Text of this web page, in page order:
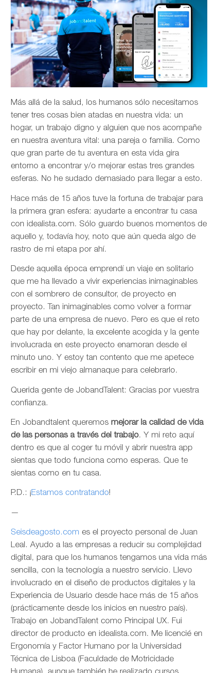
Más allá de la salud, los humanos sólo necesitamos
tener tres cosas bien atadas en nuestra vida: un
hogar, un trabajo digno y alguien que nos acompañe
en nuestra aventura vital: una pareja o familia. Como
que gran parte de tu aventura en esta vida gira
entorno a encontrar y/o mejorar estas tres grandes
esferas. No he sudado demasiado para llegar a esto.
Hace más de 15 años tuve la fortuna de trabajar para
la primera gran esfera: ayudarte a encontrar tu casa
con idealista.com. Sólo guardo buenos momentos de
aquello y, todavía hoy, noto que aún queda algo de
rastro de mi etapa por ahí.
Desde aquella época emprendí un viaje en solitario
que me ha llevado a vivir experiencias inimaginables
con el sombrero de consultor, de proyecto en
proyecto. Tan inimaginables como volver a formar
parte de una empresa de nuevo. Pero es que el reto
que hay por delante, la excelente acogida y la gente
involucrada en este proyecto enamoran desde el
minuto uno. Y estoy tan contento que me apetece
escribir en mi viejo almanaque para celebrarlo.
Querida gente de JobandTalent: Gracias por vuestra
confianza.
En Jobandtalent queremos mejorar la calidad de vida
de las personas a través del trabajo. Y mi reto aquí
dentro es que al coger tu móvil y abrir nuestra app
sientas que todo funciona como esperas. Que te
sientas como en tu casa.
P.D.: ¡Estamos contratando!
—
Seisdeagosto.com es el proyecto personal de Juan
Leal. Ayudo a las empresas a reducir su complejidad
digital, para que los humanos tengamos una vida más
sencilla, con la tecnología a nuestro servicio. Llevo
involucrado en el diseño de productos digitales y la
Experiencia de Usuario desde hace más de 15 años
(prácticamente desde los inicios en nuestro país).
Trabajo en JobandTalent como Principal UX. Fui
director de producto en idealista.com. Me licencié en
Ergonomía y Factor Humano por la Universidad
Técnica de Lisboa (Faculdade de Motricidade